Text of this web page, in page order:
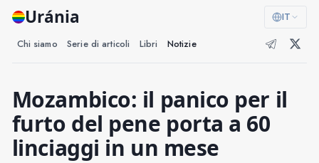
Uránia IT
Chi siamo Serie di articoli Libri Notizie
Mozambico: il panico per il
furto del pene porta a 60
linciaggi in un mese